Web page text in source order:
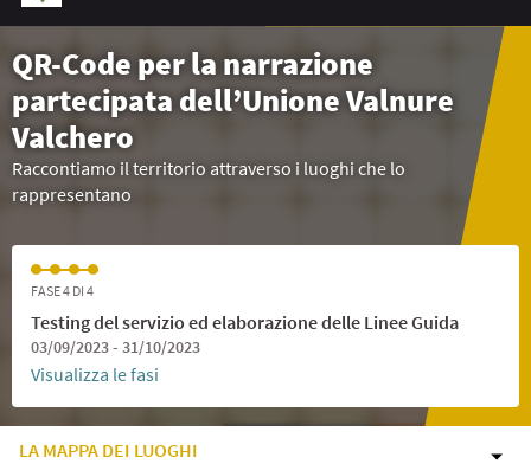
QR-Code per la narrazione
partecipata dell’Unione Valnure
Valchero
Raccontiamo il territorio attraverso i luoghi che lo
rappresentano
FASE 4 DI 4
Testing del servizio ed elaborazione delle Linee Guida
03/09/2023 - 31/10/2023
Visualizza le fasi
LA MAPPA DEI LUOGHI